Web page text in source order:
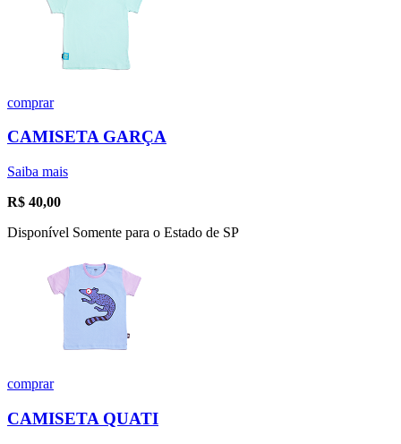
comprar
CAMISETA GARÇA
Saiba mais
R$ 40,00
Disponível Somente para o Estado de SP
comprar
CAMISETA QUATI